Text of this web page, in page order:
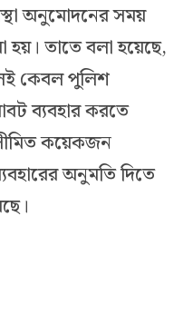
অনুমোদনের সময়
তাতে বলা হয়েছে,
কেবল পুলিশ
ব্যবহার করতে
কয়েকজন
অনুমতি দিতে